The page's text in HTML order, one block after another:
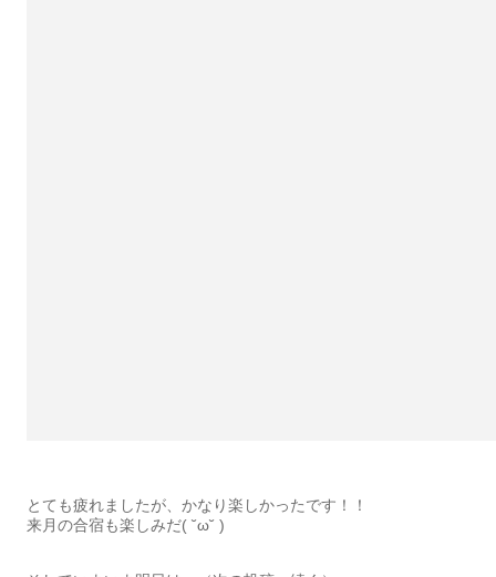
とても疲れましたが、かなり楽しかったです！！
来月の合宿も楽しみだ( ˘ω˘ )